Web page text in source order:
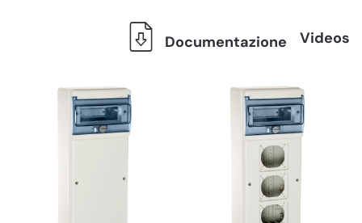
Documentazione Videos